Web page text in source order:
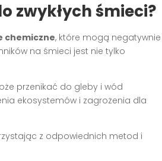
zwykłych śmieci?
chemiczne, które mogą negatywnie
na śmieci jest nie tylko
przenikać do gleby i wód
ekosystemów i zagrożenia dla
z odpowiednich metod i